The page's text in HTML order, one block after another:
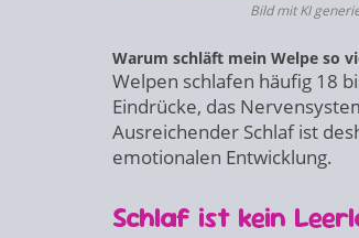
Bild mit KI
Warum schläft mein Welpe so
Welpen schlafen häufig 18
Eindrücke, das
Ausreichender Schlaf ist
emotionalen Entwicklung.
Schlaf ist kein